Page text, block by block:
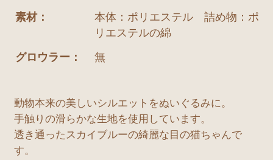
素材：
本体：ポリエステル 詰め物：ポ
リエステルの綿
グロウラー：
無
動物本来の美しいシルエットをぬいぐるみに。
手触りの滑らかな生地を使用しています。
透き通ったスカイブルーの綺麗な目の猫ちゃんで
す。